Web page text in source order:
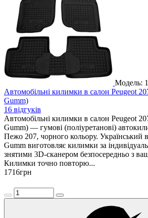
Модель:
Автомобільні килимки в салон Peugeot
Gumm)
16 відгуків
Автомобільні килимки в салон Peugeot
Gumm) — гумові (поліуретанові)
Пежо 207, чорного кольору.
Gumm виготовляє килимки за
знятими 3D-сканером безпосередньо з
Килимки точно повторю...
1716грн